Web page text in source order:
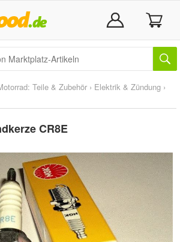
Teile & Zubehör › Elektrik & Zündung ›
CR8E